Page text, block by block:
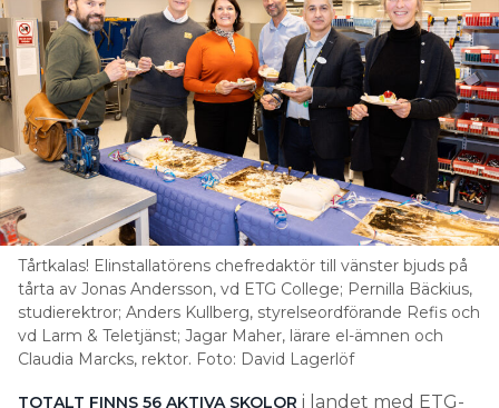
Tårtkalas! Elinstallatörens chefredaktör till vänster bjuds på
tårta av Jonas Andersson, vd ETG College; Pernilla Bäckius,
studierektror; Anders Kullberg, styrelseordförande Refis och
vd Larm & Teletjänst; Jagar Maher, lärare el-ämnen och
Claudia Marcks, rektor. Foto: David Lagerlöf
TOTALT FINNS 56 AKTIVA SKOLOR i landet med ETG-